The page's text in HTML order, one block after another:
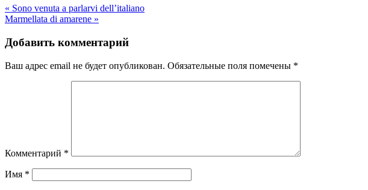
« Sono venuta a parlarvi dell’italiano
Marmellata di amarene »
Добавить комментарий
Ваш адрес email не будет опубликован. Обязательные поля помечены *
Комментарий *
Имя *